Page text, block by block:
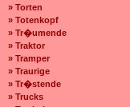
» Torten
» Totenkopf
» Tr�umende
» Traktor
» Tramper
» Traurige
» Tr�stende
» Trucks